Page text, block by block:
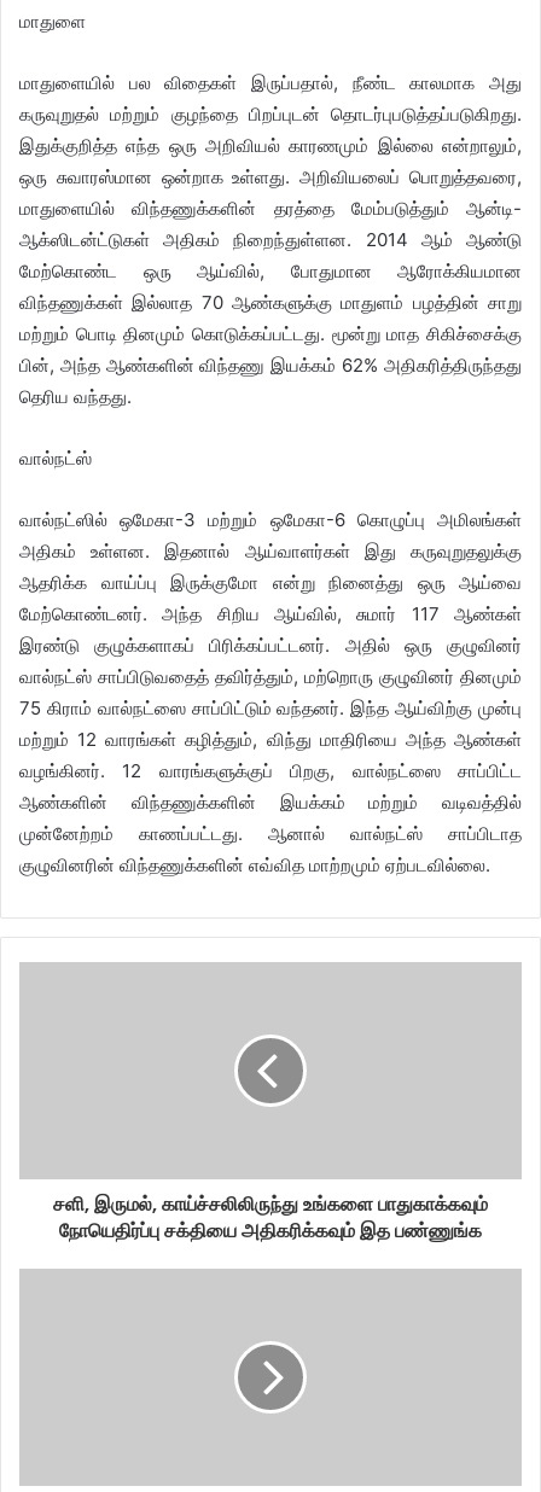
மாதுளை
மாதுளையில் பல விதைகள் இருப்பதால், நீண்ட காலமாக அது
கருவுறுதல் மற்றும் குழந்தை பிறப்புடன் தொடர்புபடுத்தப்படுகிறது.
இதுக்குறித்த எந்த ஒரு அறிவியல் காரணமும் இல்லை என்றாலும்,
ஒரு சுவாரஸ்மான ஒன்றாக உள்ளது. அறிவியலைப் பொறுத்தவரை,
மாதுளையில் விந்தணுக்களின் தரத்தை மேம்படுத்தும் ஆன்டி-
ஆக்ஸிடன்ட்டுகள் அதிகம் நிறைந்துள்ளன. 2014 ஆம் ஆண்டு
மேற்கொண்ட ஒரு ஆய்வில், போதுமான ஆரோக்கியமான
விந்தணுக்கள் இல்லாத 70 ஆண்களுக்கு மாதுளம் பழத்தின் சாறு
மற்றும் பொடி தினமும் கொடுக்கப்பட்டது. மூன்று மாத சிகிச்சைக்கு
பின், அந்த ஆண்களின் விந்தணு இயக்கம் 62% அதிகரித்திருந்தது
தெரிய வந்தது.
வால்நட்ஸ்
வால்நட்ஸில் ஒமேகா-3 மற்றும் ஒமேகா-6 கொழுப்பு அமிலங்கள்
அதிகம் உள்ளன. இதனால் ஆய்வாளர்கள் இது கருவுறுதலுக்கு
ஆதரிக்க வாய்ப்பு இருக்குமோ என்று நினைத்து ஒரு ஆய்வை
மேற்கொண்டனர். அந்த சிறிய ஆய்வில், சுமார் 117 ஆண்கள்
இரண்டு குழுக்களாகப் பிரிக்கப்பட்டனர். அதில் ஒரு குழுவினர்
வால்நட்ஸ் சாப்பிடுவதைத் தவிர்த்தும், மற்றொரு குழுவினர் தினமும்
75 கிராம் வால்நட்ஸை சாப்பிட்டும் வந்தனர். இந்த ஆய்விற்கு முன்பு
மற்றும் 12 வாரங்கள் கழித்தும், விந்து மாதிரியை அந்த ஆண்கள்
வழங்கினர். 12 வாரங்களுக்குப் பிறகு, வால்நட்ஸை சாப்பிட்ட
ஆண்களின் விந்தணுக்களின் இயக்கம் மற்றும் வடிவத்தில்
முன்னேற்றம் காணப்பட்டது. ஆனால் வால்நட்ஸ் சாப்பிடாத
குழுவினரின் விந்தணுக்களின் எவ்வித மாற்றமும் ஏற்படவில்லை.
சளி, இருமல், காய்ச்சலிலிருந்து உங்களை பாதுகாக்கவும்
நோயெதிர்ப்பு சக்தியை அதிகரிக்கவும் இத பண்ணுங்க